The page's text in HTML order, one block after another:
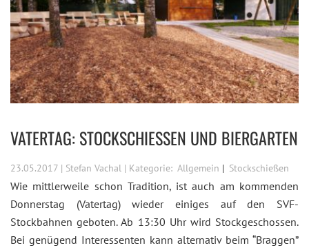
VATERTAG: STOCKSCHIESSEN UND BIERGARTEN
23.05.2017 | Stefan Vachal | Kategorie: Allgemein Stockschießen
Wie mittlerweile schon Tradition, ist auch am kommenden
Donnerstag (Vatertag) wieder einiges auf den SVF-
Stockbahnen geboten. Ab 13:30 Uhr wird Stockgeschossen.
Bei genügend Interessenten kann alternativ beim “Braggen”